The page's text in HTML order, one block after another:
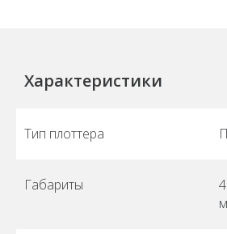
Характеристики
Тип плоттера
Габариты